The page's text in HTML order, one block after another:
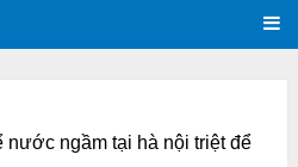
nước ngầm tại hà nội triệt để